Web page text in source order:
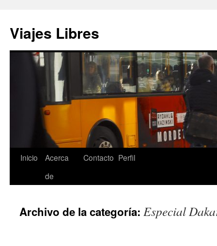
contenido
Viajes Libres
Inicio
Acerca
de
Contacto Perfil
Archivo de la categoría: Especial